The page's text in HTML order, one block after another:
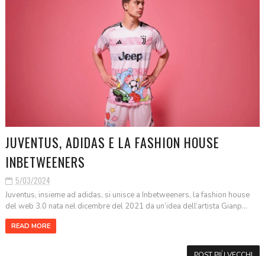
JUVENTUS, ADIDAS E LA FASHION HOUSE
INBETWEENERS
5/03/2024
Juventus, insieme ad adidas, si unisce a Inbetweeners, la fashion house
del web 3.0 nata nel dicembre del 2021 da un’idea dell’artista Gianp...
READ MORE